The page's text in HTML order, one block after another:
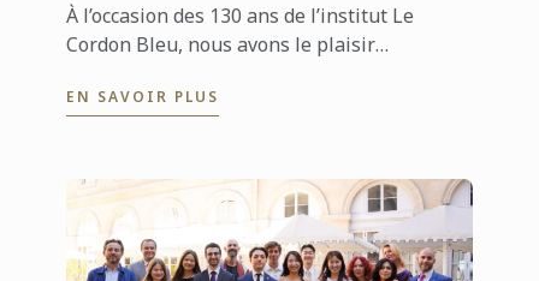
À l’occasion des 130 ans de l’institut Le
Cordon Bleu, nous avons le plaisir
dont le parcours reflète l’excellence et ...
EN SAVOIR PLUS